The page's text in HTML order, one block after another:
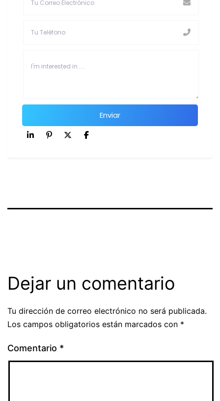
Enviar
Dejar un comentario
Tu dirección de correo electrónico no será publicada.
Los campos obligatorios están marcados con *
Comentario *